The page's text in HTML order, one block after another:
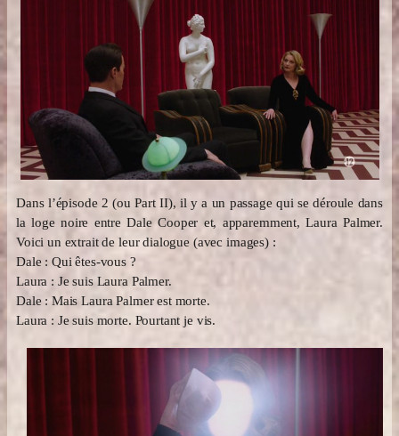
Dans l’épisode 2 (ou Part II), il y a un passage qui se déroule dans
la loge noire entre Dale Cooper et, apparemment, Laura Palmer.
Voici un extrait de leur dialogue (avec images) :
Dale : Qui êtes-vous ?
Laura : Je suis Laura Palmer.
Dale : Mais Laura Palmer est morte.
Laura : Je suis morte. Pourtant je vis.